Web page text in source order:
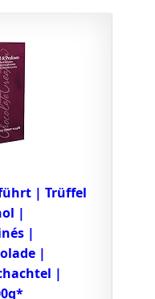
| Trüffel
|
|
|
|